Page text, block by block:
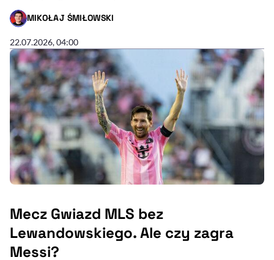
MIKOŁAJ ŚMIŁOWSKI
- AUTOR ARTYKUŁU - PROFIL
22.07.2026, 04:00
Mecz Gwiazd MLS bez
Lewandowskiego. Ale czy zagra
Messi?